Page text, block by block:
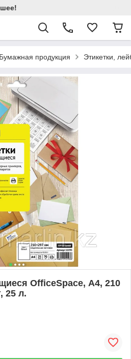
Бумажная продукция Этикетки,
OfficeSpace, А4, 210
25 л.